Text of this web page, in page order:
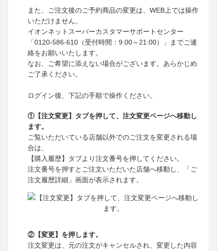
また、ご注文後のご予約商品の変更は、WEB上では操作
いただけません。
イオンネットスーパーカスタマーサポートセンター
「0120-586-610（受付時間：9:00～21:00）」までご連
絡をお願いいたします。
なお、ご希望に添えない場合がございます。あらかじめ
ご了承ください。
ログイン後、下記の手順で操作ください。
①【注文変更】タブを押して、注文変更ページへ移動し
ます。
ご覧いただいている店舗以外でのご注文を変更される場
合は、
【購入履歴】タブより注文番号を押してください。
注文番号を押すとご注文いただいた店舗へ移動し、「ご
注文履歴詳細」画面が表示されます。
②【変更】を押します。
注文変更は、元の注文がキャンセルされ、変更した内容